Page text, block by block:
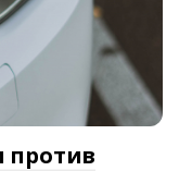
против